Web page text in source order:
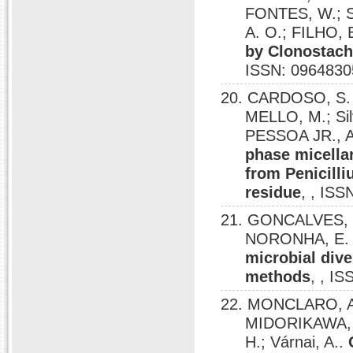
FONTES, W.;
A. O.; FILHO,
by
ISSN:
20. CARDOSO,
MELLO, M.;
PESSOA JR.,
phase
from
residue, ,
21.
NORONHA,
microbial
methods, ,
22. MONCLARO,
H.; Várnai, A..